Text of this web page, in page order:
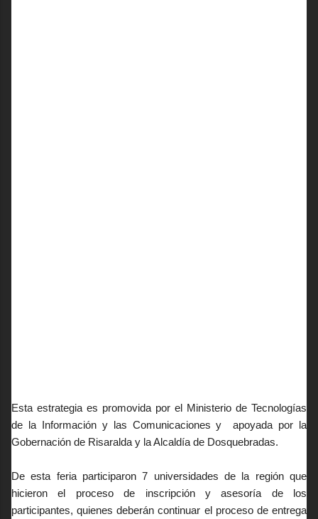
Esta estrategia es promovida por el Ministerio de Tecnologías
de la Información y las Comunicaciones y apoyada por la
Gobernación de Risaralda y la Alcaldía de Dosquebradas.
De esta feria participaron 7 universidades de la región que
hicieron el proceso de inscripción y asesoría de los
participantes, quienes deberán continuar el proceso de entrega